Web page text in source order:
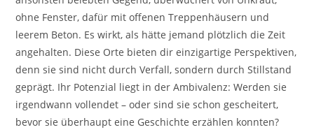
ohne Fenster, dafür mit offenen Treppenhäusern und
leerem Beton. Es wirkt, als hätte jemand plötzlich die Zeit
angehalten. Diese Orte bieten dir einzigartige Perspektiven,
denn sie sind nicht durch Verfall, sondern durch Stillstand
geprägt. Ihr Potenzial liegt in der Ambivalenz: Werden sie
irgendwann vollendet – oder sind sie schon gescheitert,
bevor sie überhaupt eine Geschichte erzählen konnten?